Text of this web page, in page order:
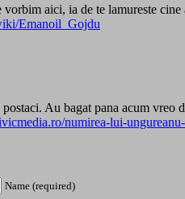
vorbim aici, ia de te lamureste
Emanoil_Gojdu
Au bagat pana acum
numirea-lui-
Name (required)